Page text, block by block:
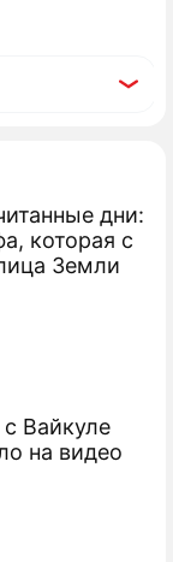
дни:
которая с
Земли
Вайкуле
на видео
и